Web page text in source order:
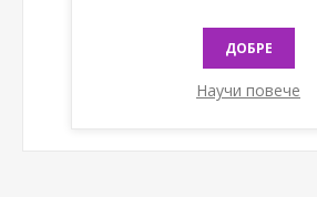
ДОБРЕ
Научи повече